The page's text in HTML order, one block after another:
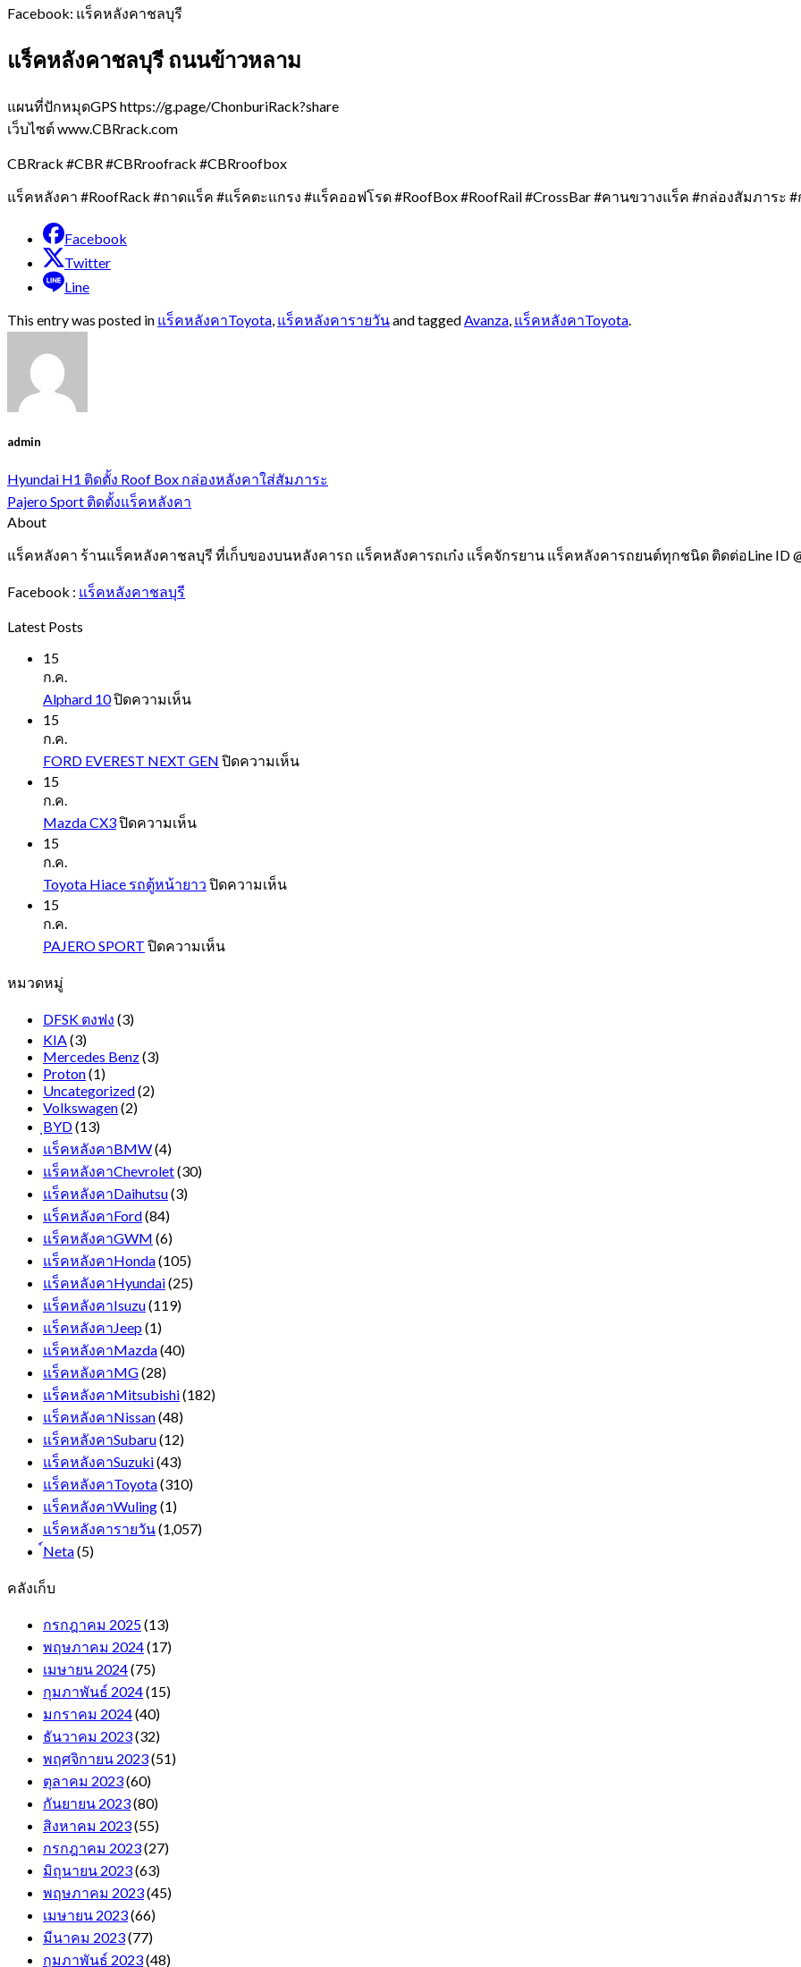
Facebook: แร็คหลังคาชลบุรี
แร็คหลังคาชลบุรี ถนนข้าวหลาม
แผนที่ปักหมุดGPS https://g.page/ChonburiRack?share
เว็บไซต์ www.CBRrack.com
CBRrack #CBR #CBRroofrack #CBRroofbox
แร็คหลังคา #RoofRack #ถาดแร็ค #แร็คตะแกรง #แร็คออฟโรด #RoofBox #RoofRail #CrossBar #คานขวางแร็ค #กล่องสัมภาระ
Facebook
Twitter
Line
This entry was posted in แร็คหลังคาToyota แร็คหลังคารายวันand tagged Avanza แร็คหลังคาToyota
admin
Hyundai H1 ติดตั้ง Roof Box กล่องหลังคาใส่สัมภาระ
Pajero Sport ติดตั้งแร็คหลังคา
About
แร็คหลังคา ร้านแร็คหลังคาชลบุรี ที่เก็บของบนหลังคารถ แร็คหลังคารถเก๋ง แร็คจักรยาน แร็คหลังคารถยนต์ทุกชนิด ติดต่อLine ID
Facebook : แร็คหลังคาชลบุรี
Latest Posts
15
ก.ค.
Alphard 10ปิดความเห็นบน
15
ก.ค.
FORD EVEREST NEXT GEN ปิดความเห็นบน
15
ก.ค.
Mazda CX3ปิดความเห็นบน
15
ก.ค.
Toyota Hiace รถตู้หน้ายาว ปิดความเห็นบน
15
ก.ค.
PAJERO SPORT ปิดความเห็นบน
หมวดหมู่
DFSK ตงฟง (3)
KIA(3)
Mercedes Benz(3)
Proton(1)
Uncategorized(2)
Volkswagen(2)
ฺBYD(13)
แร็คหลังคาBMW(4)
แร็คหลังคาChevrolet(30)
แร็คหลังคาDaihutsu(3)
แร็คหลังคาFord(84)
แร็คหลังคาGWM (6)
แร็คหลังคาHonda(105)
แร็คหลังคาHyundai(25)
แร็คหลังคาIsuzu(119)
แร็คหลังคาJeep(1)
แร็คหลังคาMazda(40)
แร็คหลังคาMG(28)
แร็คหลังคาMitsubishi(182)
แร็คหลังคาNissan(48)
แร็คหลังคาSubaru(12)
แร็คหลังคาSuzuki(43)
แร็คหลังคาToyota(310)
แร็คหลังคาWuling(1)
แร็คหลังคารายวัน(1,057)
์Neta(5)
คลังเก็บ
กรกฎาคม 2025(13)
พฤษภาคม 2024(17)
เมษายน 2024(75)
กุมภาพันธ์ 2024(15)
มกราคม 2024(40)
ธันวาคม 2023(32)
พฤศจิกายน 2023(51)
ตุลาคม 2023(60)
กันยายน 2023(80)
สิงหาคม 2023(55)
กรกฎาคม 2023(27)
มิถุนายน 2023(63)
พฤษภาคม 2023(45)
เมษายน 2023(66)
มีนาคม 2023(77)
กุมภาพันธ์ 2023(48)